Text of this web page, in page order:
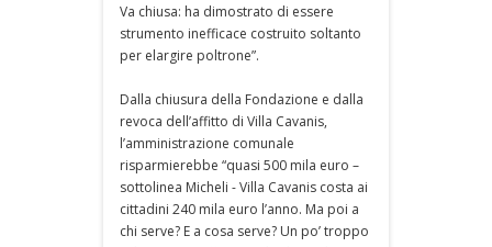
Va chiusa: ha dimostrato di essere
strumento inefficace costruito soltanto
per elargire poltrone”.
Dalla chiusura della Fondazione e dalla
revoca dell’affitto di Villa Cavanis,
l’amministrazione comunale
risparmierebbe “quasi 500 mila euro –
sottolinea Micheli - Villa Cavanis costa ai
cittadini 240 mila euro l’anno. Ma poi a
chi serve? E a cosa serve? Un po’ troppo